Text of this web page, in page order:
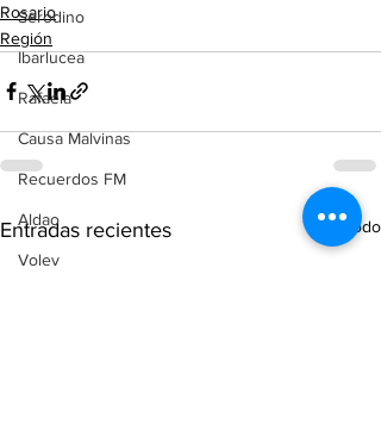
Serodino
Ibarlucea
Rafaela
Causa Malvinas
Recuerdos FM
Aldao
Voley
Rosario
Región
Entradas recientes Ver todo